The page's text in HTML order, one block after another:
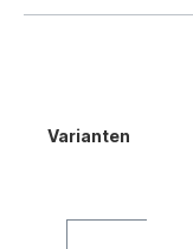
Varianten